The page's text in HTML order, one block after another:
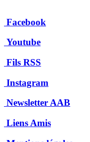
Facebook
Youtube
Fils RSS
Instagram
Newsletter AAB
Liens Amis